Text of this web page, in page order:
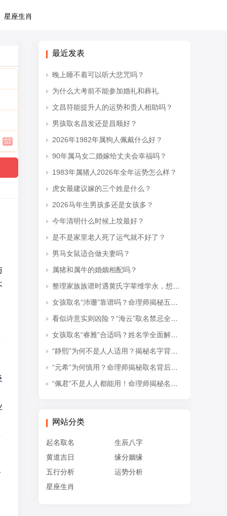
星座生肖
最近发表
晚上睡不着可以听大悲咒吗？
为什么大考前不能参加婚礼和葬礼
文昌符能提升人的运势和贵人相助吗？
男孩取名昌发还是昌顺好？
2026年1982年属狗人佩戴什么好？
90年属马女二婚嫁给丈夫会幸福吗？
1983年属猪人2026年全年运势怎么样？
虎女最建议嫁的三个姓是什么？
2026马年生男孩多还是女孩多？
今年清明什么时候上坟最好？
是不是家里老人死了运气就不好了？
男马女鼠适合做夫妻吗？
属猪和属牛的婚姻相配吗？
整理家族族谱时遇黄氏字辈维学永，想知道后续接续的是什么字辈？
女孩取名“沛珊”靠谱吗？命理师揭秘五行隐患与适配命格
看似诗意实则凶险？“海云”取名禁忌全解析
女孩取名“睿雅”合适吗？姓名学全面解读吉凶与禁忌
“静熙”为何不是人人适用？揭秘名字背后的五行失衡与命理隐患
“元希”为何慎用？命理师揭秘取名背后的五行忌讳
“佩君”不是人人都能用！命理师揭秘名字背后的五行杀局与取名禁忌
网站分类
起名取名
生辰八字
黄道吉日
缘分姻缘
五行分析
运势分析
星座生肖